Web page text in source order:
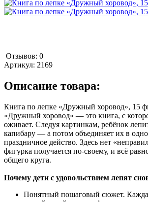
Отзывов: 0
Артикул: 2169
Описание товара:
Книга по лепке «Дружный хоровод», 15
«Дружный хоровод» — это книга, с
оживает. Следуя картинкам, ребёнок
капибару — а потом объединяет их в
праздничное действо. Здесь нет
фигурка получается по-своему, и всё
общего круга.
Почему дети с удовольствием лепят
Понятный пошаговый сюжет.